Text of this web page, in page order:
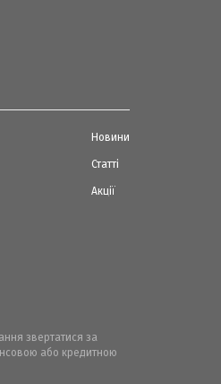
Новини
Статті
Акції
звертатися за
або кредитною